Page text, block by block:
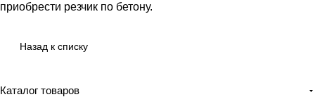
приобрести резчик по бетону.
Назад к списку
Каталог товаров